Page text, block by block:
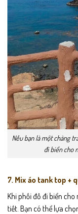
Nếu bạn là một chàng
đi biển cho
7. Mix áo tank top +
Khi phối đồ đi biển
tiết. Bạn có thể lựa